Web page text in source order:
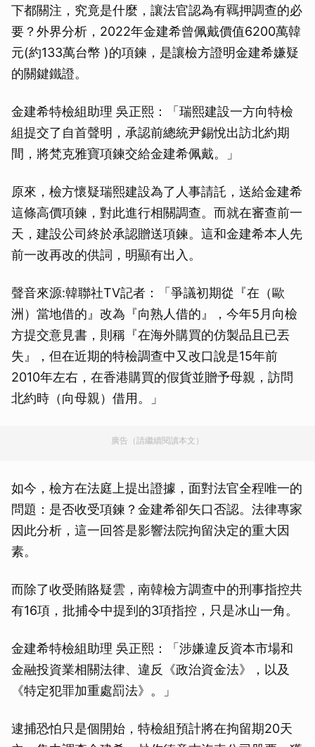
下都關注，究竟是什麼，讓法官認為有羈押調查的必
要？外界分析，2022年金建希曾佩戴價值6200萬韓
元(約133萬台幣 )的項鍊，是讓檢方證明金建希嫌疑
的關鍵鐵證。
金建希特檢組助理 吳正熙：「瑞熙建設一方向特檢
組提交了自首聲明，承認前總統尹錫悅出訪北約期
間，將梵克雅寶項鍊交給金建希佩戴。」
原來，檢方懷疑瑞熙建設為了人事請託，送給金建希
這條高價項鍊，對此進行相關調查。而就在審查前一
天，建設公司終於承認贈送項鍊。這和金建希本人先
前一改再改的供詞，明顯有出入。
聲音來源:韓聯社TV記者：「爭議初期從『在（歐
洲）當地借的』改為『向熟人借的』，今年5月向檢
方提交意見書，則稱『在海外購買的仿製品且已丟
失』，但在近期的特檢調查中又改口說是15年前
2010年左右，在香港購買的假貨並贈予母親，訪問
北約時（向母親）借用。」
廣告（請繼續閱讀本文）
如今，檢方在法庭上提出證據，面對法官全程唯一的
問題：是否收受項鍊？金建希卻矢口否認。法律專家
因此分析，這一回答是影響法院拘留決定的重大因
素。
而除了收受賄賂疑雲，南韓檢方調查中的刑事指控共
有16項，批捕令中提到的3項指控，只是冰山一角。
金建希特檢組助理 吳正熙：「涉嫌違反資本市場和
金融投資業相關法律、違反《政治資金法》，以及
《特定犯罪加重處罰法》。」
逮捕恐怕只是個開始，特檢組預計將在拘留期20天